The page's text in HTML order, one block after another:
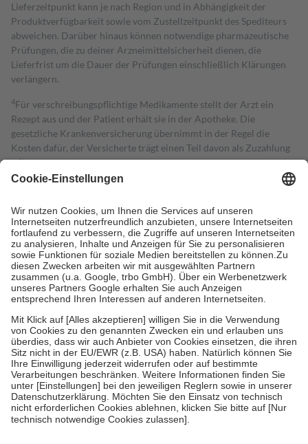
Lieferzeitpunkt kann je nach Region und in Abhängigkeit der
Produktverfügbarkeit sowie vom Zustellzeitpunkt des Spediteurs
abweichen. Darüber hinaus können notwendige pharmazeutische
Prüfungen, die zu deiner Arzneimittelsicherheit dienen, die
Lieferfrist um die Dauer der Prüfungen einschließlich Klärungen
verlängern.
4Für verschreibungspflichtige Medikamente stellt der Arzt ein
Rezept aus und der Patient erhält sie in der Apotheke. Die
gesetzliche Krankenversicherung übernimmt in der Regel die
Kosten dafür, der Versicherte trägt einen Teil davon als Zuzahlung
mit.
Grundsätzlich leisten Mitglieder Zuzahlungen in Höhe von zehn
höchstens zehn Euro.
Es sind jedoch nie mehr als die tatsächlichen
Kosten der Leistung zu entrichten.
Diese Regeln gelten grundsätzlich auch für Online-Apotheken.
Bei Heilmitteln und häuslicher Krankenpflege beträgt die
Zuzahlung zehn Prozent der Kosten sowie zehn Euro je
Verordnung.
Um das Engagement der Versicherten für ihre eigene Gesundheit zu
stärken und die besondere Stellung der Familie zu unterstützen,
fallenkeine Zuzahlungenan bei:
• Kindern und Jugendlichen bis zum vollendeten 18. Lebensjahr
mit Ausnahme der Fahrkosten
• Untersuchungen zur Vorsorge und Früherkennung, die von der
GKV getragen werden
• empfohlenen Schutzimpfungen
• Harn- und Blutteststreifen